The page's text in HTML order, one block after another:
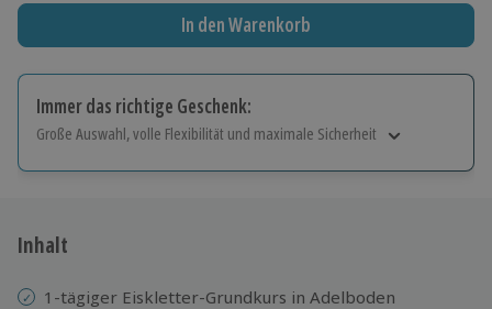
In den Warenkorb
Immer das richtige Geschenk:
Große Auswahl, volle Flexibilität und maximale Sicherheit
Jeder Gutschein für alle Erlebnisse einlösbar.
Inhalt
1-tägiger Eiskletter-Grundkurs in Adelboden